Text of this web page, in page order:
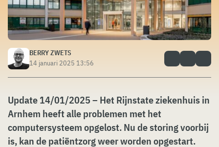
BERRY ZWETS
14 januari 2025 13:56
Update 14/01/2025 – Het Rijnstate ziekenhuis in
Arnhem heeft alle problemen met het
computersysteem opgelost. Nu de storing voorbij
is, kan de patiëntzorg weer worden opgestart.